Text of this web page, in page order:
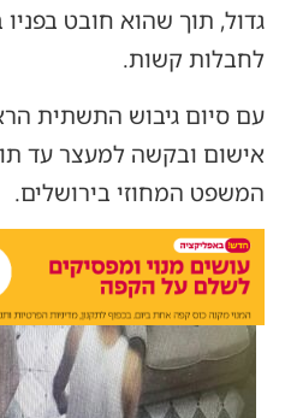
גדול, תוך שהוא חובט בפניו
לחבלות קשות.
עם סיום גיבוש התשתית
אישום ובקשה למעצר עד
המשפט המחוזי בירושלים.